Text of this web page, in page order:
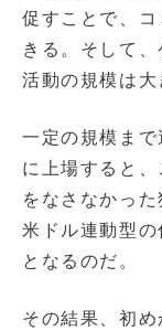
促すことで、
きる。そして
活動の規模は大
一定の規模ま
に上場すると
をなさなかっ
米ドル連動型
となるのだ。
その結果、初